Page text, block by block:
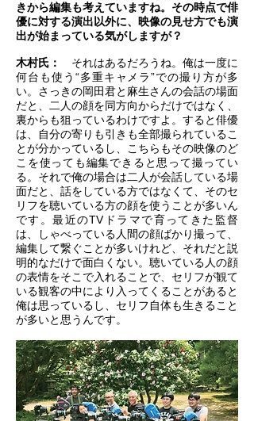
きから編集も考えていますね。その時点で俳
優に対する演出以外に、映像の見せ方でも演
出が始まっている気がしますが？
木村氏：
それはあるだろうね。俺は一度に
何台も使う“多重キャメラ”での撮り方が多
い。さっきの岡田君と麻生さんの会話の場面
だと、二人の顔を同方向からだけではなく、
裏からも狙っているわけですよ。すると俳優
は、自分の寄りも引きも全部撮られているこ
とが分かっているし、こちらもその映像のど
こを使っても編集できると思って撮ってい
る。それで俺の場合は二人が会話している場
面だと、話をしている方ではなくて、そのセ
リフを聴いている方の顔を使うことが多いん
です。最近のTVドラマで育ってきた監督
は、しゃべっている人間の顔ばかり撮って、
編集して繋ぐことが多いけれど、それだと説
明的なだけで面白くない。聴いている人の顔
の表情をそこで入れることで、セリフが観て
いる観客の中により入ってくることがあると
俺は思っているし、セリフ自体も生きること
が多いと思うんです。